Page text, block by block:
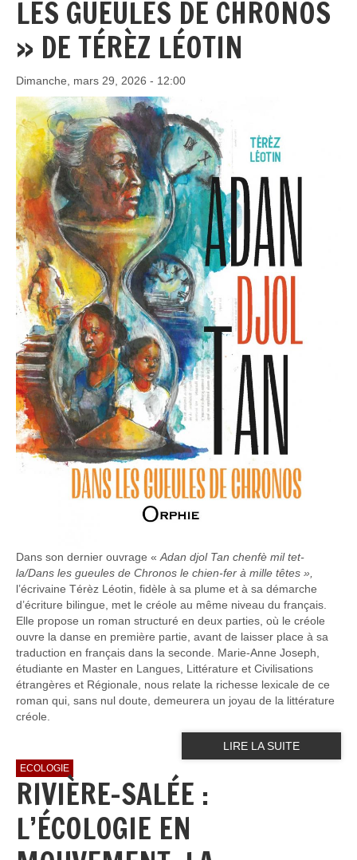
LES GUEULES DE CHRONOS
» DE TÉRÈZ LÉOTIN
Dimanche, mars 29, 2026 - 12:00
Dans son dernier ouvrage « Adan djol Tan chenfè mil tet-
la/Dans les gueules de Chronos le chien-fer à mille têtes »,
l’écrivaine Térèz Léotin, fidèle à sa plume et à sa démarche
d’écriture bilingue, met le créole au même niveau du français.
Elle propose un roman structuré en deux parties, où le créole
ouvre la danse en première partie, avant de laisser place à sa
traduction en français dans la seconde. Marie-Anne Joseph,
étudiante en Master en Langues, Littérature et Civilisations
étrangères et Régionale, nous relate la richesse lexicale de ce
roman qui, sans nul doute, demeurera un joyau de la littérature
créole.
LIRE LA SUITE
ECOLOGIE
RIVIÈRE-SALÉE :
L’ÉCOLOGIE EN